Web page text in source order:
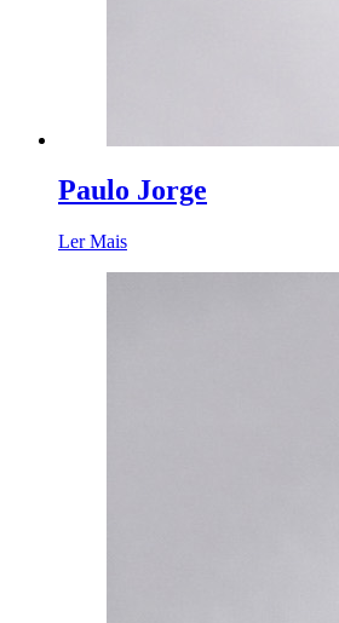
Paulo Jorge
Ler Mais